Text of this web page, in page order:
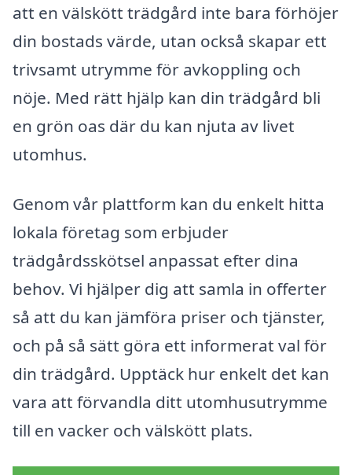
att en välskött trädgård inte bara förhöjer
din bostads värde, utan också skapar ett
trivsamt utrymme för avkoppling och
nöje. Med rätt hjälp kan din trädgård bli
en grön oas där du kan njuta av livet
utomhus.
Genom vår plattform kan du enkelt hitta
lokala företag som erbjuder
trädgårdsskötsel anpassat efter dina
behov. Vi hjälper dig att samla in offerter
så att du kan jämföra priser och tjänster,
och på så sätt göra ett informerat val för
din trädgård. Upptäck hur enkelt det kan
vara att förvandla ditt utomhusutrymme
till en vacker och välskött plats.